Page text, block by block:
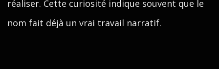
réaliser. Cette curiosité indique souvent que le
nom fait déjà un vrai travail narratif.